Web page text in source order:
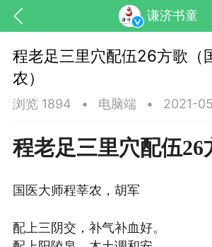
谦济书童
节气气象
程老足三里穴配伍26方歌（
农）
浏览 1894 • 电脑端 • 2021-
程老足三里穴配伍26
国医大师程莘农，胡军
配上三阴交， 补气补血好。